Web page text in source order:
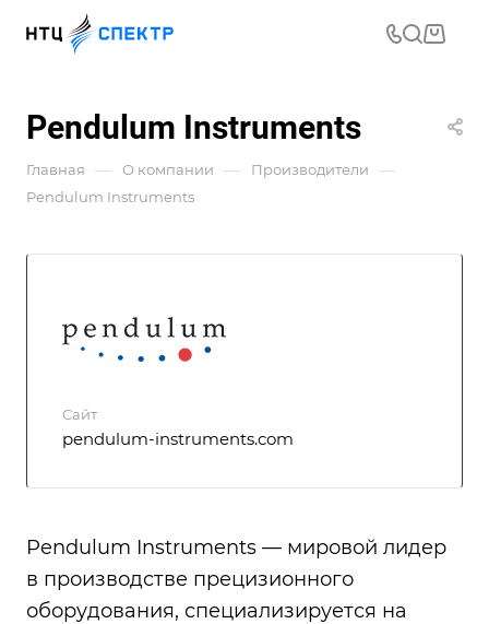
Pendulum Instruments
Главная — О компании — Производители —
Pendulum Instruments
Сайт
pendulum-instruments.com
Pendulum Instruments — мировой лидер
в производстве прецизионного
оборудования, специализируется на